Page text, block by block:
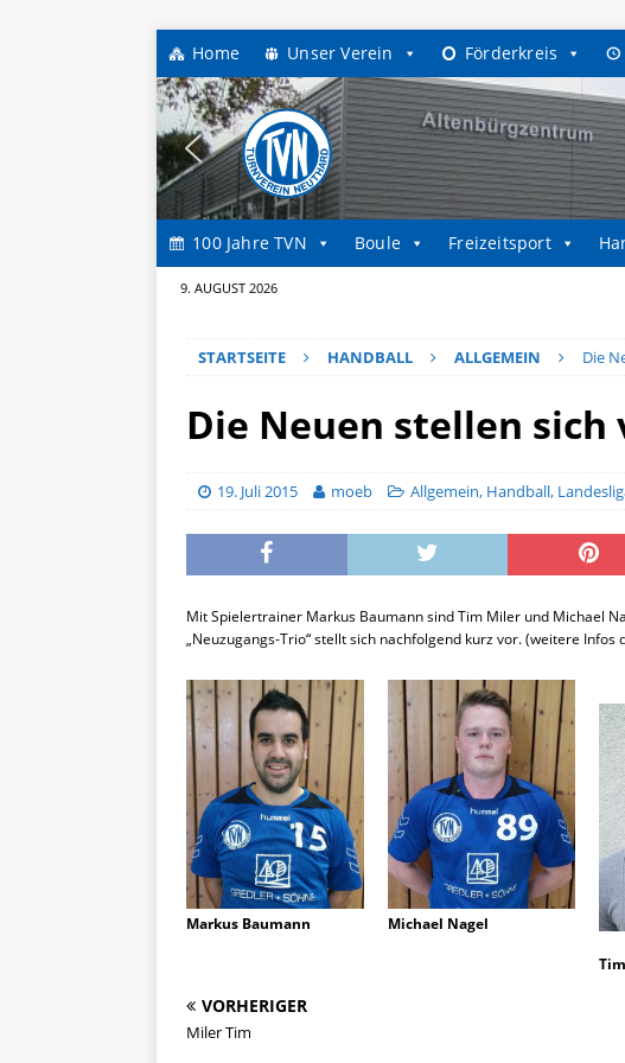
Home Unser Verein Förderkreis
100 Jahre TVN Boule Freizeitsport
9. AUGUST 2026
STARTSEITE HANDBALL ALLGEMEIN Die
Die Neuen stellen sich
19. Juli 2015 moeb Allgemein, Handball,
Mit Spielertrainer Markus Baumann sind Tim Miler und Michael
„Neuzugangs-Trio“ stellt sich nachfolgend kurz vor. (weitere Infos
Markus Baumann
Michael Nagel
VORHERIGER
Miler Tim